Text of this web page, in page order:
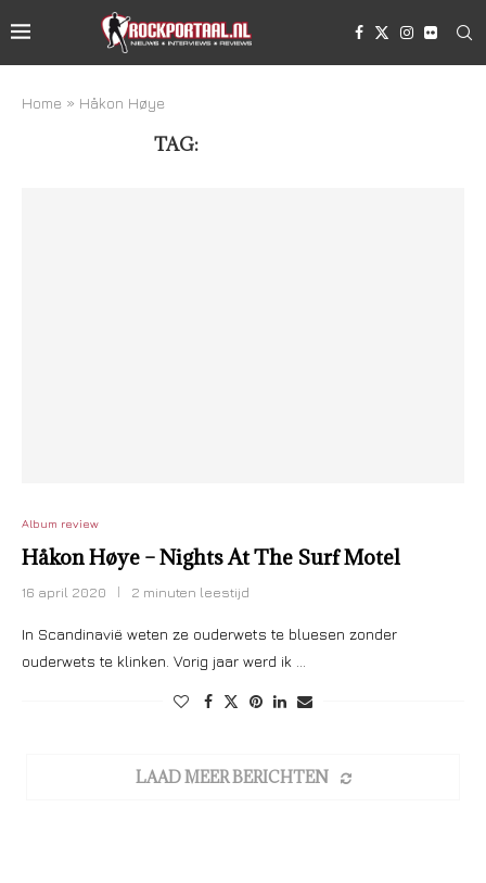
Home » Håkon Høye
TAG:
Album review
Håkon Høye – Nights At The Surf Motel
16 april 2020 2 minuten leestijd
In Scandinavië weten ze ouderwets te bluesen zonder
ouderwets te klinken. Vorig jaar werd ik …
LAAD MEER BERICHTEN